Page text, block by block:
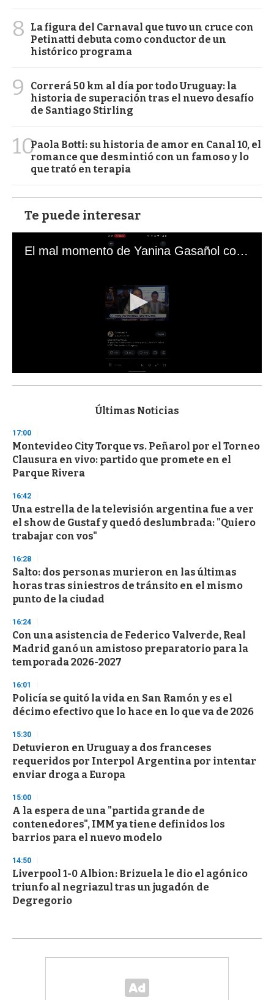
8
La figura del Carnaval que tuvo un cruce con
Petinatti debuta como conductor de un
histórico programa
9
Correrá 50 km al día por todo Uruguay: la
historia de superación tras el nuevo desafío
de Santiago Stirling
10Paola Botti: su historia de amor en Canal 10, el
romance que desmintió con un famoso y lo
que trató en terapia
Te puede interesar
El mal momento de Yanina Gasañol con un hincha argentino en "Subrayado"
s
d
s
o
f
3
s
e
c
o
n
Últimas Noticias
17:00
Montevideo City Torque vs. Peñarol por el Torneo
Clausura en vivo: partido que promete en el
Parque Rivera
16:42
Una estrella de la televisión argentina fue a ver
el show de Gustaf y quedó deslumbrada: "Quiero
trabajar con vos"
16:28
Salto: dos personas murieron en las últimas
horas tras siniestros de tránsito en el mismo
punto de la ciudad
16:24
Con una asistencia de Federico Valverde, Real
Madrid ganó un amistoso preparatorio para la
temporada 2026-2027
16:01
Policía se quitó la vida en San Ramón y es el
décimo efectivo que lo hace en lo que va de 2026
15:30
Detuvieron en Uruguay a dos franceses
requeridos por Interpol Argentina por intentar
enviar droga a Europa
15:00
A la espera de una "partida grande de
contenedores", IMM ya tiene definidos los
barrios para el nuevo modelo
14:50
Liverpool 1-0 Albion: Brizuela le dio el agónico
triunfo al negriazul tras un jugadón de
Degregorio